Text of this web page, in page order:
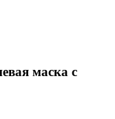
маска с